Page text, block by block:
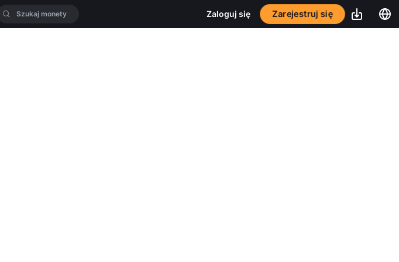
Zaloguj się Zarejestruj się